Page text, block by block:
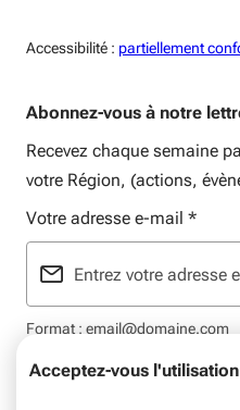
Acceptez-vous
Accessibilité : Accessiblité:
partiellement
Abonnez-vous à notre
Recevez chaque semaine
votre Région, (actions,
Votre adresse e-mail *
Format : email@domaine.com